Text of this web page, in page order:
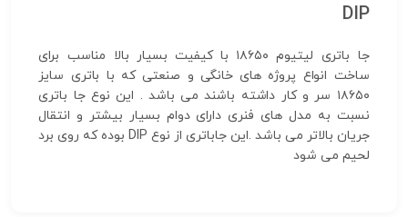
DIP
جا باتری لیتیوم ۱۸۶۵۰ با کیفیت بسیار بالا مناسب برای
ساخت انواع پروژه های خانگی و صنعتی که با باتری سایز
۱۸۶۵۰ سر و کار داشته باشند می باشد . این نوع جا باتری
نسبت به مدل های فنری دارای دوام بسیار بیشتر و انتقال
جریان بالاتر می باشد .این جاباتری از نوع DIP بوده که روی برد
لحیم می شود